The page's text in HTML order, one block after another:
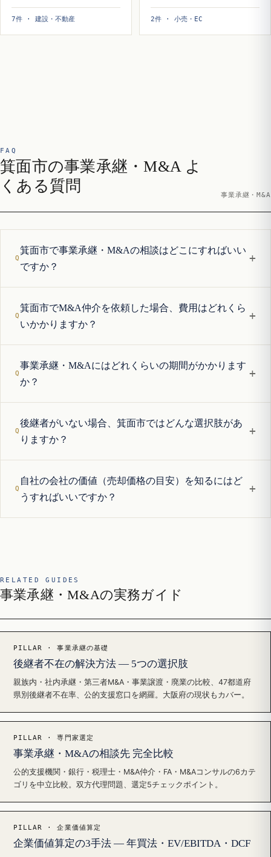
7件 · 建設・不動産 2件 · 小売・EC
FAQ
箕面市の事業承継・M&A よ
くある質問
事業承継・M&A
箕面市で事業承継・M&Aの相談はどこにすればいい
ですか？
+
箕面市でM&A仲介を依頼した場合、費用はどれくら
いかかりますか？
+
事業承継・M&Aにはどれくらいの期間がかかります
か？
+
後継者がいない場合、箕面市ではどんな選択肢があ
りますか？
+
自社の会社の価値（売却価格の目安）を知るにはど
うすればいいですか？
+
RELATED GUIDES
事業承継・M&Aの実務ガイド
PILLAR · 事業承継の基礎
後継者不在の解決方法 — 5つの選択肢
親族内・社内承継・第三者M&A・事業譲渡・廃業の比較、47都道府
県別後継者不在率、公的支援窓口を網羅。大阪府の現状もカバー。
PILLAR · 専門家選定
事業承継・M&Aの相談先 完全比較
公的支援機関・銀行・税理士・M&A仲介・FA・M&Aコンサルの6カテ
ゴリを中立比較。双方代理問題、選定5チェックポイント。
PILLAR · 企業価値算定
企業価値算定の3手法 — 年買法・EV/EBITDA・DCF